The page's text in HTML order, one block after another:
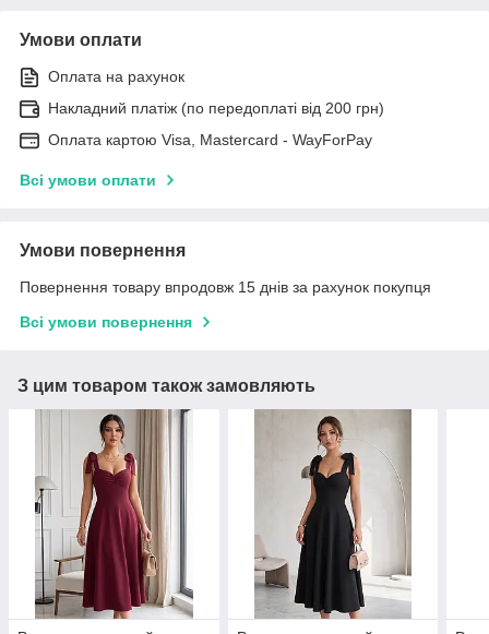
Умови оплати
Оплата на рахунок
Накладний платіж (по передоплаті від 200 грн)
Оплата картою Visa, Mastercard - WayForPay
Всі умови оплати
Умови повернення
Повернення товару впродовж 15 днів за рахунок покупця
Всі умови повернення
З цим товаром також замовляють